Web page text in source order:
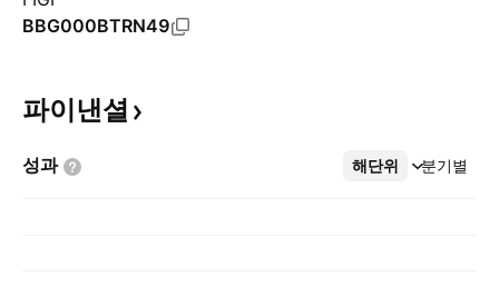
BBG000BTRN49
파이낸셜
성과 해단위 분기별
더보기